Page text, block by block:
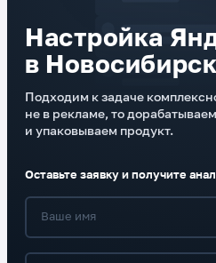
Настройка
в
Подходим к задаче
не в рекламе, то
и упаковываем продукт.
Оставьте заявку и получите
Ваше имя